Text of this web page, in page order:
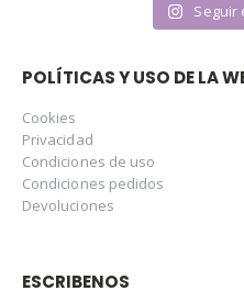
Seguir
POLÍTICAS Y USO DE LA
Cookies
Privacidad
Condiciones de uso
Condiciones pedidos
Devoluciones
ESCRIBENOS